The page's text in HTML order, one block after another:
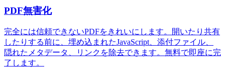
PDF無害化
完全には信頼できないPDFをきれいにします。開いたり共有
したりする前に、埋め込まれたJavaScript、添付ファイル、
隠れたメタデータ、リンクを除去できます。無料で即座に完
了します。